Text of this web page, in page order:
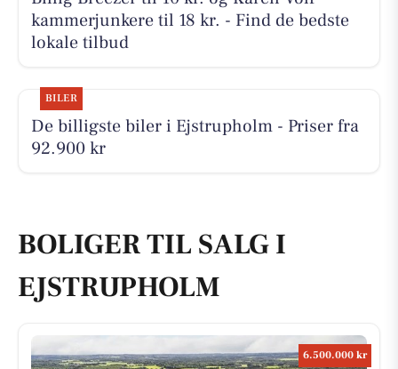
kammerjunkere til 18 kr. - Find de bedste
lokale tilbud
BILER
De billigste biler i Ejstrupholm - Priser fra
92.900 kr
BOLIGER TIL SALG I
EJSTRUPHOLM
6.500.000 kr